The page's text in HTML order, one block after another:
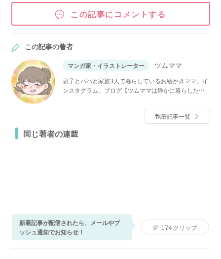
この記事にコメントする
この記事の著者
マンガ家・イラストレーター ツムママ
息子とパパと家族3人で暮らしているお絵かきママ。イ
ンスタグラム、ブログ【ツムママは静かに暮らした
執筆記事一覧
同じ著者の連載
新着記事が配信されたら、メールやプ
ッシュ通知でお知らせ！
174 クリップ